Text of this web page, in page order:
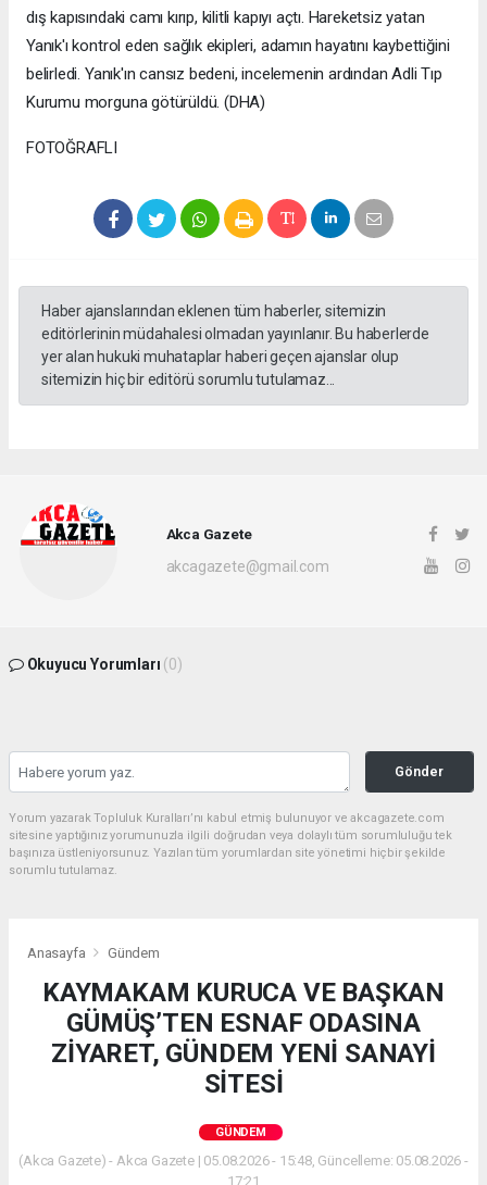
dış kapısındaki camı kırıp, kilitli kapıyı açtı. Hareketsiz yatan
Yanık'ı kontrol eden sağlık ekipleri, adamın hayatını kaybettiğini
belirledi. Yanık'ın cansız bedeni, incelemenin ardından Adli Tıp
Kurumu morguna götürüldü. (DHA)
FOTOĞRAFLI
Haber ajanslarından eklenen tüm haberler, sitemizin
editörlerinin müdahalesi olmadan yayınlanır. Bu haberlerde
yer alan hukuki muhataplar haberi geçen ajanslar olup
sitemizin hiç bir editörü sorumlu tutulamaz...
Akca Gazete
akcagazete@gmail.com
Okuyucu Yorumları (0)
Gönder
Yorum yazarak Topluluk Kuralları’nı kabul etmiş bulunuyor ve akcagazete.com
sitesine yaptığınız yorumunuzla ilgili doğrudan veya dolaylı tüm sorumluluğu tek
başınıza üstleniyorsunuz. Yazılan tüm yorumlardan site yönetimi hiçbir şekilde
sorumlu tutulamaz.
Anasayfa Gündem
KAYMAKAM KURUCA VE BAŞKAN
GÜMÜŞ’TEN ESNAF ODASINA
ZİYARET, GÜNDEM YENİ SANAYİ
SİTESİ
GÜNDEM
(Akca Gazete) - Akca Gazete | 05.08.2026 - 15:48, Güncelleme: 05.08.2026 -
17:21